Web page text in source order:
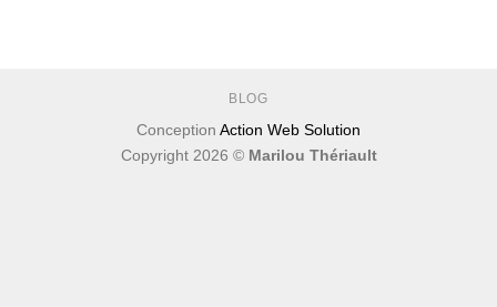
BLOG
Conception Action Web Solution
Copyright 2026 © Marilou Thériault